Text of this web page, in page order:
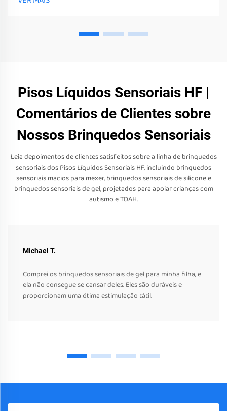
estimular os seus sentidos
Pisos Líquidos Sensoriais HF |
Comentários de Clientes sobre
Nossos Brinquedos Sensoriais
Leia depoimentos de clientes satisfeitos sobre a linha de brinquedos
sensoriais dos Pisos Líquidos Sensoriais HF, incluindo brinquedos
sensoriais macios para mexer, brinquedos sensoriais de silicone e
brinquedos sensoriais de gel, projetados para apoiar crianças com
autismo e TDAH.
Michael T.
Comprei os brinquedos sensoriais de gel para minha filha, e
ela não consegue se cansar deles. Eles são duráveis e
proporcionam uma ótima estimulação tátil.